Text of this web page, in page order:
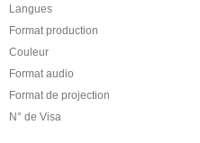
Langues
Format production
Couleur
Format audio
Format de projection
N° de Visa